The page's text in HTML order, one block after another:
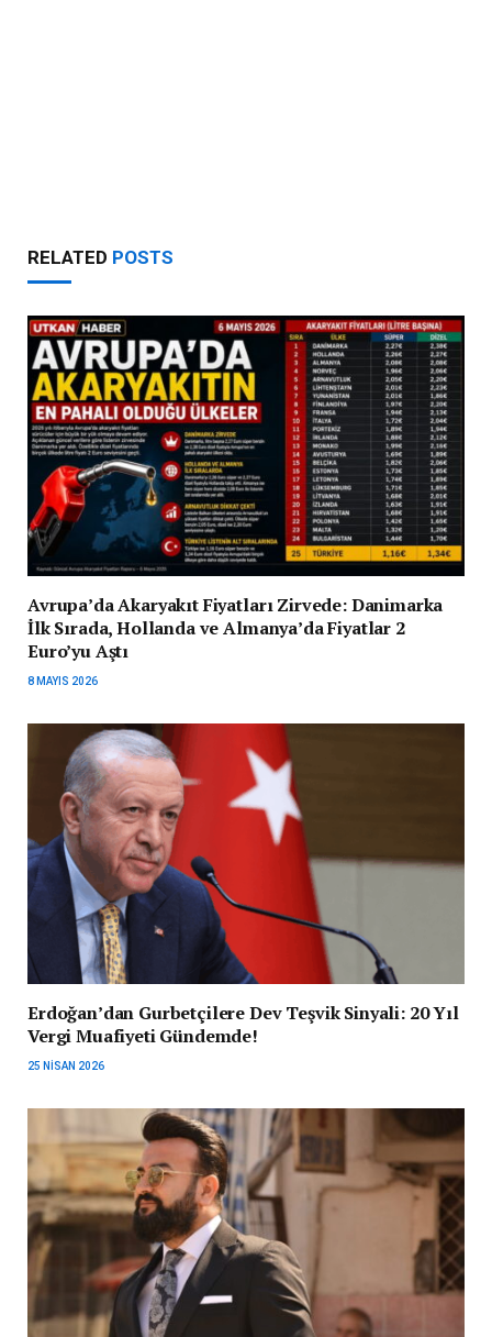
RELATED POSTS
Avrupa’da Akaryakıt Fiyatları Zirvede: Danimarka
İlk Sırada, Hollanda ve Almanya’da Fiyatlar 2
Euro’yu Aştı
8 MAYIS 2026
Erdoğan’dan Gurbetçilere Dev Teşvik Sinyali: 20 Yıl
Vergi Muafiyeti Gündemde!
25 NISAN 2026